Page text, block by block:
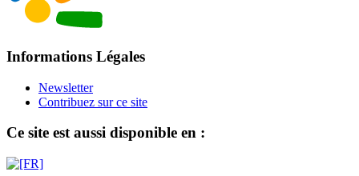
Informations Légales
Newsletter
Contribuez sur ce site
Ce site est aussi disponible en :